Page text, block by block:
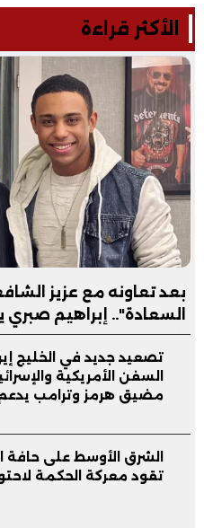
الأكثر قراءة
بعد تعاونه مع عزيز
السعادة".. إبراهيم
"كلام"
تصعيد جديد في الخليج
السفن الأمريكية
مضيق هرمز وترامب يدعم
الشرق الأوسط على حافة
تقود معركة الحكمة